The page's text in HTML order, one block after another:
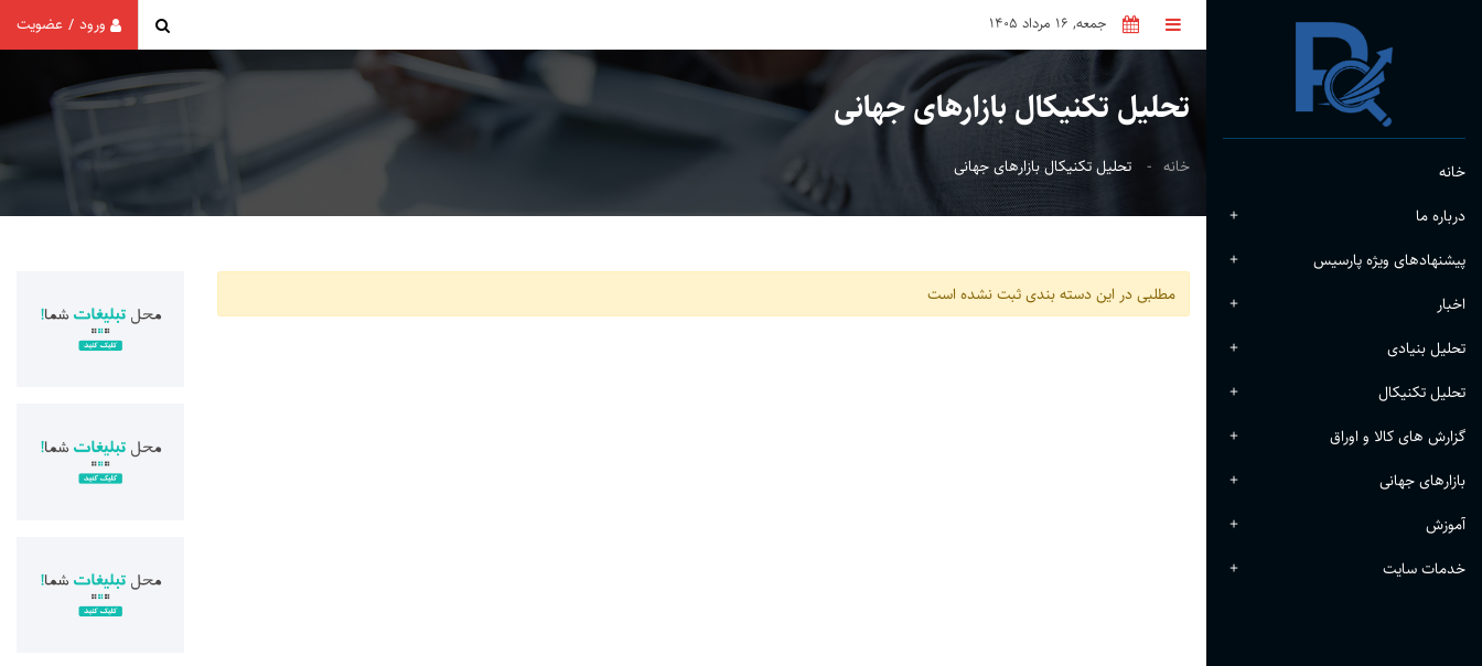
جمعه, 16 مرداد 1405 ورود / عضویت
خانه
درباره ما
+
پیشنهادهای ویژه پارسیس
+
اخبار
+
تحلیل بنیادی
+
تحلیل تکنیکال
+
گزارش های کالا و اوراق
+
بازارهای جهانی
+
آموزش
+
خدمات سایت
+
تحلیل تکنیکال بازارهای جهانی
خانه تحلیل تکنیکال بازارهای جهانی
مطلبی در این دسته بندی ثبت نشده است